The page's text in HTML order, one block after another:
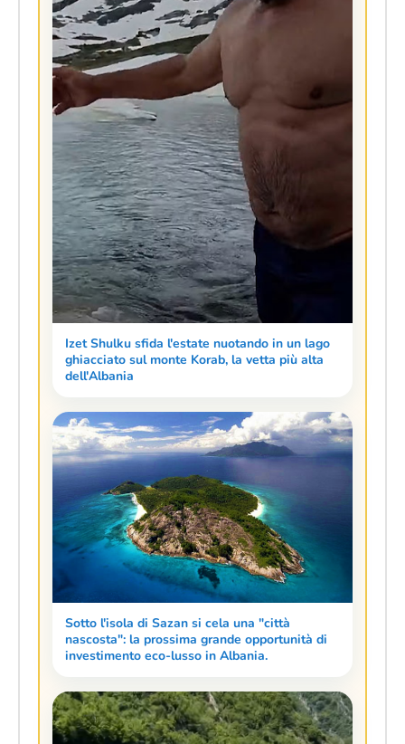
Izet Shulku sfida l'estate nuotando in un lago
ghiacciato sul monte Korab, la vetta più alta
dell'Albania
Sotto l'isola di Sazan si cela una "città
nascosta": la prossima grande opportunità di
investimento eco-lusso in Albania.